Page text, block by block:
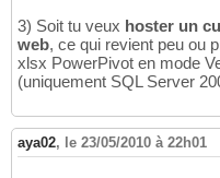
3) Soit tu veux hoster un
web, ce qui revient peu ou
xlsx PowerPivot en mode
(uniquement SQL Server
aya02, le 23/05/2010 à 22h01